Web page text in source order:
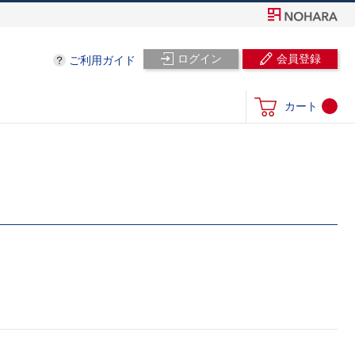
ログイン 会員登録
ご利用ガイド
カート